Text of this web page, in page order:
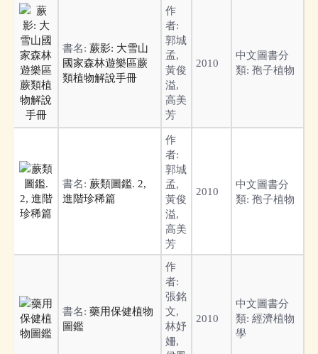
書名: 蕨影: 大雪山
國家森林遊樂區蕨
類植物解說手冊
作
者:
郭城
孟,
黃俊
溢,
高美
芳
2010
中文圖書分
類: 孢子植物
書名: 蕨類圖鑑. 2,
進階珍稀篇
作
者:
郭城
孟,
黃俊
溢,
高美
芳
2010
中文圖書分
類: 孢子植物
書名: 藥用保健植物
圖鑑
作
者:
張銘
文,
林妤
姍,
2010
中文圖書分
類: 經濟植物
學